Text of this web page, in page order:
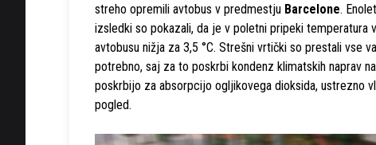
streho opremili avtobus v predmestju Barcelone.
izsledki so pokazali, da je v poletni pripeki temperatura v
avtobusu nižja za 3,5 °C. Strešni vrtički so prestali vse
potrebno, saj za to poskrbi kondenz klimatskih naprav
poskrbijo za absorpcijo ogljikovega dioksida, ustrezno
pogled.